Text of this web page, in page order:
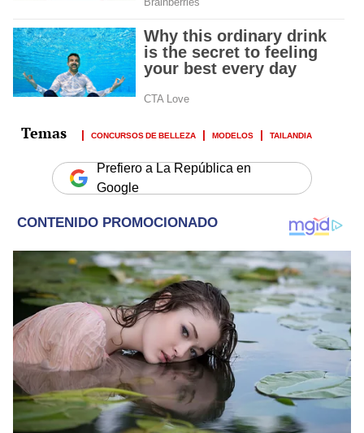
CONCURSOS DE BELLEZA MODELOS TAILANDIA
Prefiero a La República en
Google